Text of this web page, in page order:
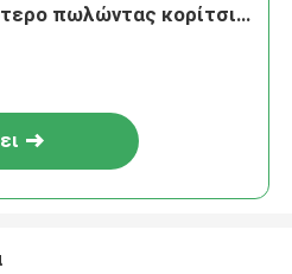
πωλώντας κορίτσι